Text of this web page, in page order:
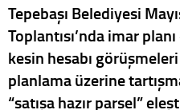
Tepebaşı Belediyesi
Toplantısı’nda imar
kesin hesabı
planlama üzerine
“satışa hazır parsel”